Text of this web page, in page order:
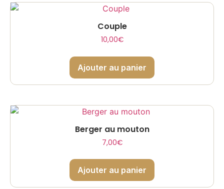
Couple
10,00€
Ajouter au panier
Berger au mouton
7,00€
Ajouter au panier